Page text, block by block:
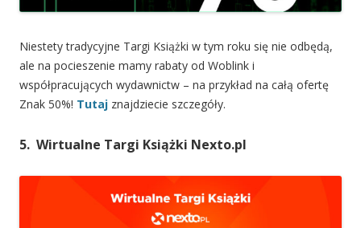
Niestety tradycyjne Targi Książki w tym roku się nie odbędą,
ale na pocieszenie mamy rabaty od Woblink i
współpracujących wydawnictw – na przykład na całą ofertę
Znak 50%! Tutaj znajdziecie szczegóły.
5. Wirtualne Targi Książki Nexto.pl